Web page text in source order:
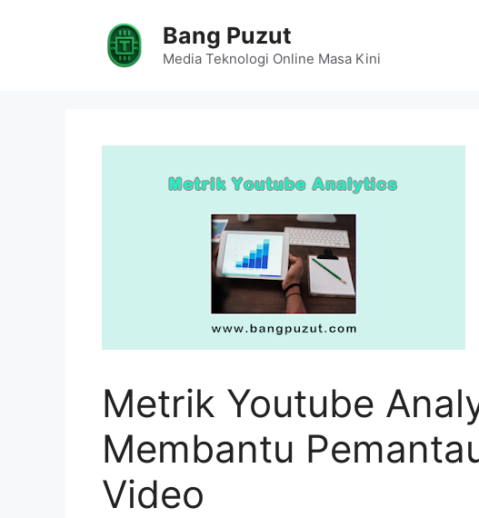
Bang Puzut
Media Teknologi Online Masa Kini
Metrik Youtube
Membantu
Video